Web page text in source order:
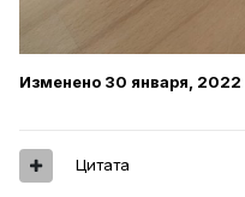
Изменено 30 января, 2022
Цитата